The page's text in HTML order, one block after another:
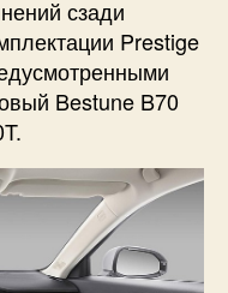
сзади
Prestige
Bestune B70